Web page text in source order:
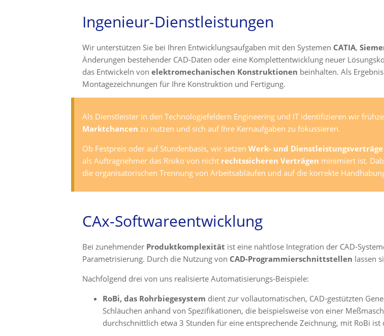
Ingenieur-Dienstleistungen
Wir unterstützen Sie bei Ihren Entwicklungsaufgaben mit den Systemen CATIA,
Änderungen bestehender CAD-Daten oder eine Komplettentwicklung neuer
das Entwickeln von elektromechanischen Konstruktionen beinhalten. Als
Montagezeichnungen für Ihre Konstruktion und Fertigung.
Als Dienstleister in den Technologiefeldern Engineering und IT identifizieren wir
Marktchancen zu nutzen und sich auf Ihre Kernaufgaben zu fokussieren.
Ob Festpreis oder auf Stundenbasis, wir setzen Werk- und Dienstleistungsverträge
als Auftragnehmer das Risiko von nicht rechtssicheren Verträgen minimiert ist.
die organisatorischen Trennung von Arbeitsabläufen und auf die korrekte
CAx-Software­entwicklung
Bei zunehmender Produktkomplexität ist eine nahtlose Integration der CAD-
Parametrisierung. Durch die Nutzung von CAD-Programmierschnittstellen lassen
Nachfolgend drei von uns realisierte Automatisierungs-Beispiele:
RoBi, das Rohrbiegesystem dient zur vollautomatischen, CAD-gestützten
Schläuchen anhand von Spezifikationen, die beispielsweise von einer
durchschnittlich etwa 3 Stunden für eine entsprechende Zeichnung, mit RoBi